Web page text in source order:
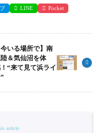
LINE Pocket
今いる場所で】南
＆気仙沼を体
“来て見て浜ライ
article